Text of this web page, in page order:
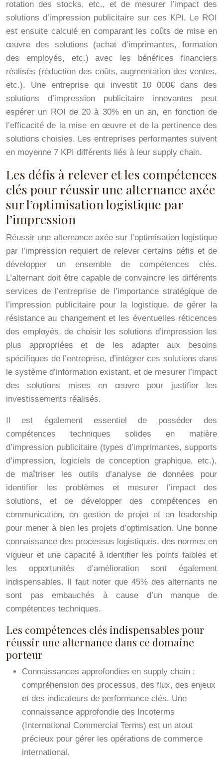
rotation des stocks, etc., et de mesurer l’impact des
solutions d’impression publicitaire sur ces KPI. Le ROI
est ensuite calculé en comparant les coûts de mise en
œuvre des solutions (achat d’imprimantes, formation
des employés, etc.) avec les bénéfices financiers
réalisés (réduction des coûts, augmentation des ventes,
etc.). Une entreprise qui investit 10 000€ dans des
solutions d’impression publicitaire innovantes peut
espérer un ROI de 20 à 30% en un an, en fonction de
l’efficacité de la mise en œuvre et de la pertinence des
solutions choisies. Les entreprises performantes suivent
en moyenne 7 KPI différents liés à leur supply chain.
Les défis à relever et les compétences
clés pour réussir une alternance axée
sur l’optimisation logistique par
l’impression
Réussir une alternance axée sur l’optimisation logistique
par l’impression requiert de relever certains défis et de
développer un ensemble de compétences clés.
L’alternant doit être capable de convaincre les différents
services de l’entreprise de l’importance stratégique de
l’impression publicitaire pour la logistique, de gérer la
résistance au changement et les éventuelles réticences
des employés, de choisir les solutions d’impression les
plus appropriées et de les adapter aux besoins
spécifiques de l’entreprise, d’intégrer ces solutions dans
le système d’information existant, et de mesurer l’impact
des solutions mises en œuvre pour justifier les
investissements réalisés.
Il est également essentiel de posséder des
compétences techniques solides en matière
d’impression publicitaire (types d’imprimantes, supports
d’impression, logiciels de conception graphique, etc.),
de maîtriser les outils d’analyse de données pour
identifier les problèmes et mesurer l’impact des
solutions, et de développer des compétences en
communication, en gestion de projet et en leadership
pour mener à bien les projets d’optimisation. Une bonne
connaissance des processus logistiques, des normes en
vigueur et une capacité à identifier les points faibles et
les opportunités d’amélioration sont également
indispensables. Il faut noter que 45% des alternants ne
sont pas embauchés à cause d’un manque de
compétences techniques.
Les compétences clés indispensables pour
réussir une alternance dans ce domaine
porteur
Connaissances approfondies en supply chain :
compréhension des processus, des flux, des enjeux
et des indicateurs de performance clés. Une
connaissance approfondie des Incoterms
(International Commercial Terms) est un atout
précieux pour gérer les opérations de commerce
international.